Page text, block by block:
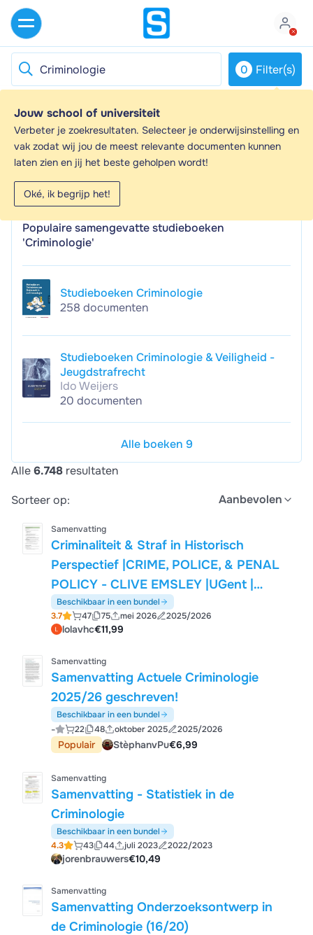
0 Filter(s)
Jouw school of universiteit
Verbeter je zoekresultaten. Selecteer je onderwijsinstelling en
vak zodat wij jou de meest relevante documenten kunnen
laten zien en jij het beste geholpen wordt!
Oké, ik begrijp het!
Criminologie - Samenvattingen en
Aantekeningen
Op zoek naar een samenvatting over Criminologie? Op
deze pagina vind je 6748 samenvattingen over
Criminologie.
Populaire samengevatte studieboeken
'Criminologie'
Studieboeken Criminologie
258 documenten
Studieboeken Criminologie & Veiligheid -
Jeugdstrafrecht
Ido Weijers
20 documenten
Alle boeken 9
Alle6.748 resultaten
Sorteer op:
Aanbevolen
Samenvatting
Criminaliteit & Straf in Historisch
Perspectief |CRIME, POLICE, & PENAL
POLICY - CLIVE EMSLEY |UGent |
2025/26
Beschikbaar in een bundel
3.7
47 75 mei 2026 2025/2026
lolavhc€11,99
Samenvatting
Samenvatting Actuele Criminologie
2025/26 geschreven!
Beschikbaar in een bundel
- 22 48 oktober 2025 2025/2026
Populair StèphanvPu€6,99
Samenvatting
Samenvatting - Statistiek in de
Criminologie
Beschikbaar in een bundel
4.3
43 44 juli 2023 2022/2023
jorenbrauwers€10,49
Samenvatting
Samenvatting Onderzoeksontwerp in
de Criminologie (16/20)